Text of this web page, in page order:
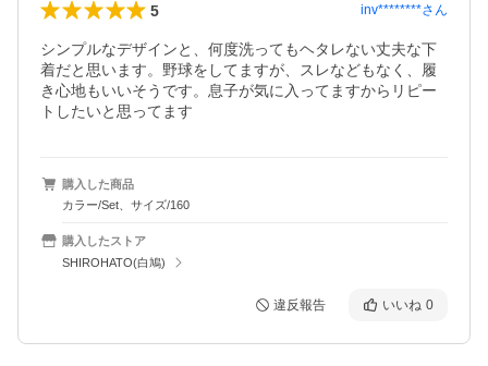
5 inv********さん
シンプルなデザインと、何度洗ってもヘタレない丈夫な下
着だと思います。野球をしてますが、スレなどもなく、履
き心地もいいそうです。息子が気に入ってますからリピー
トしたいと思ってます
購入した商品
カラー/Set、サイズ/160
購入したストア
SHIROHATO(白鳩)
違反報告 いいね 0